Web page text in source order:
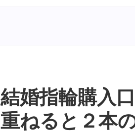
結婚指輪購入
重ねると２本